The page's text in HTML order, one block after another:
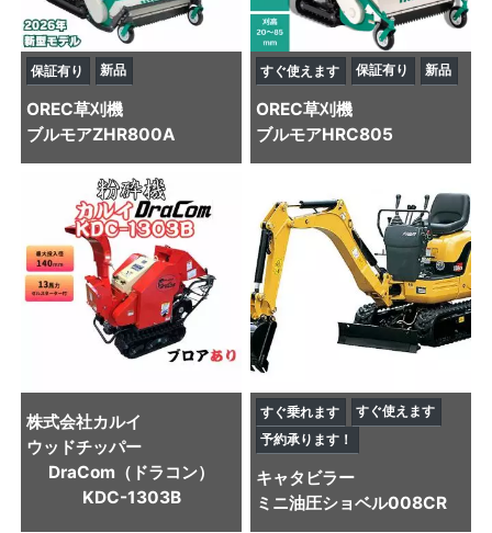
保証有り 新品
OREC草刈機
ブルモアZHR800A
すぐ使えます 保証有り 新品
OREC草刈機
ブルモアHRC805
株式会社カルイ
ウッドチッパー
DraCom（ドラコン）
KDC-1303B
すぐ乗れます
すぐ使えます
予約承ります！
キャタビラー
ミニ油圧ショベル008CR